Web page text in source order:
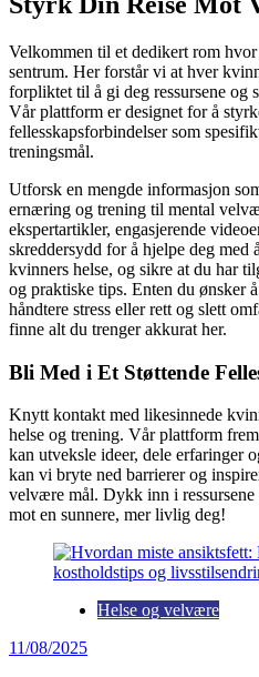
Velkommen til et dedikert rom
sentrum. Her forstår vi at hver
forpliktet til å gi deg ressursene og
Vår plattform er designet for å
fellesskapsforbindelser som
treningsmål.
Utforsk en mengde informasjon
ernæring og trening til mental
ekspertartikler, engasjerende
skreddersydd for å hjelpe deg med
kvinners helse, og sikre at du har
og praktiske tips. Enten du ønsker
håndtere stress eller rett og slett
finne alt du trenger akkurat her.
Bli Med i Et Støttende
Knytt kontakt med likesinnede
helse og trening. Vår plattform
kan utveksle ideer, dele erfaringer
kan vi bryte ned barrierer og
velvære mål. Dykk inn i ressursene
mot en sunnere, mer livlig deg!
Helse og velvære
11/08/2025